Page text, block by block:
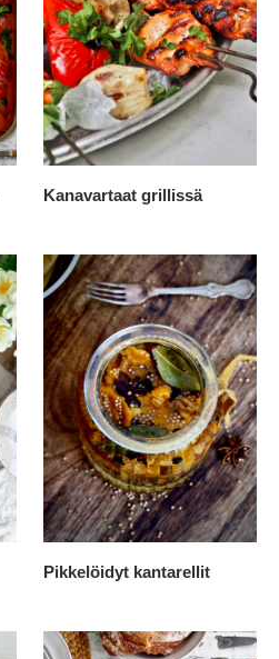
Kanavartaat grillissä
Pikkelöidyt kantarellit